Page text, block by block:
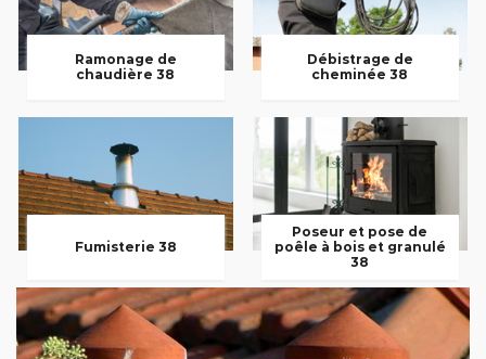
Ramonage de
chaudière 38
Débistrage de
cheminée 38
Fumisterie 38
Poseur et pose de
poêle à bois et granulé
38